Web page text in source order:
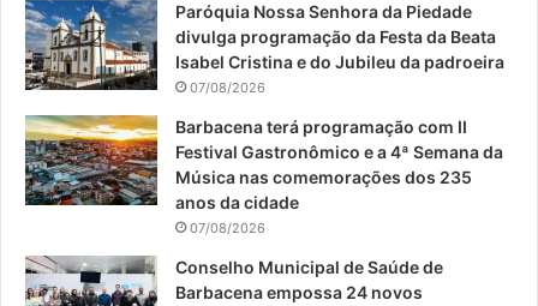
b
o
k
u
b
a
g
a
Paróquia Nossa Senhora da Piedade
divulga programação da Festa da Beata
Isabel Cristina e do Jubileu da padroeira
07/08/2026
Barbacena terá programação com II
Festival Gastronômico e a 4ª Semana da
Música nas comemorações dos 235
anos da cidade
07/08/2026
Conselho Municipal de Saúde de
Barbacena empossa 24 novos